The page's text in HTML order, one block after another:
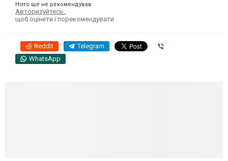
Ніхто ще не рекомендував
Авторизуйтесь ,
щоб оцінити і порекомендувати
Reddit Telegram
WhatsApp